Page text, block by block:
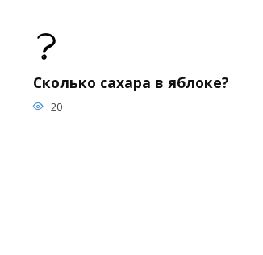
Сколько сахара в яблоке?
20